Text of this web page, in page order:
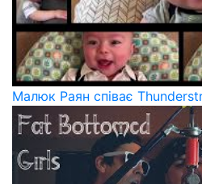
Малюк Раян співає